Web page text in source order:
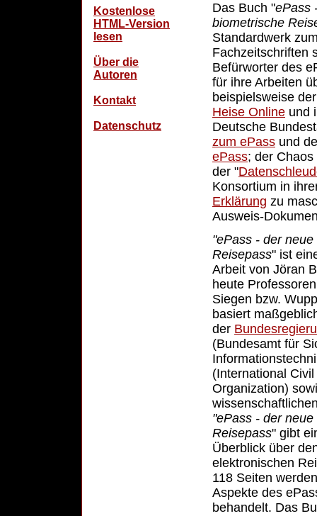
Kostenlose
HTML-Version
lesen
Über die
Autoren
Kontakt
Datenschutz
Das Buch "ePass
biometrische
Standardwerk
Fachzeitschriften
Befürworter des
für ihre Arbeiten
beispielsweise
Heise Online und
Deutsche
zum ePass und
ePass; der
der "
Konsortium in
Erklärung zu
Ausweis-
"ePass - der
Reisepass" ist
Arbeit von Jöran
heute
Siegen bzw.
basiert
der
(Bundesamt für
(International
Organization)
"ePass - der
Reisepass" gibt
Überblick über
elektronischen
118 Seiten
Aspekte des
behandelt. Das